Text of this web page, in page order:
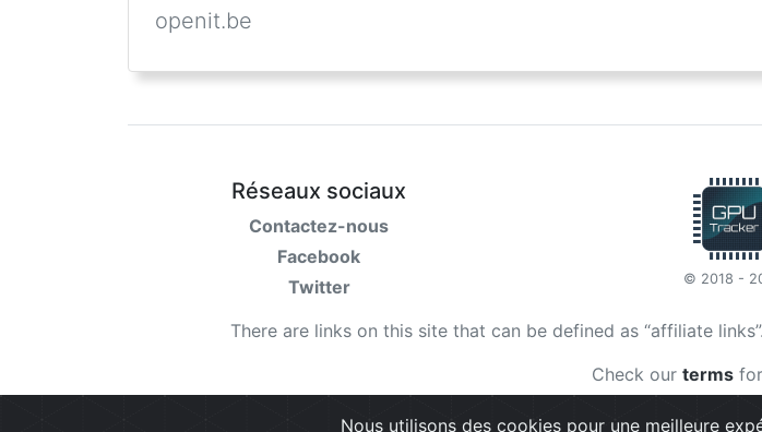
openit.be
Réseaux sociaux
Contactez-nous
Facebook
Twitter
© 2018 -
There are links on this site that can be defined as “affiliate
Check our terms
Nous utilisons des cookies pour une meilleure